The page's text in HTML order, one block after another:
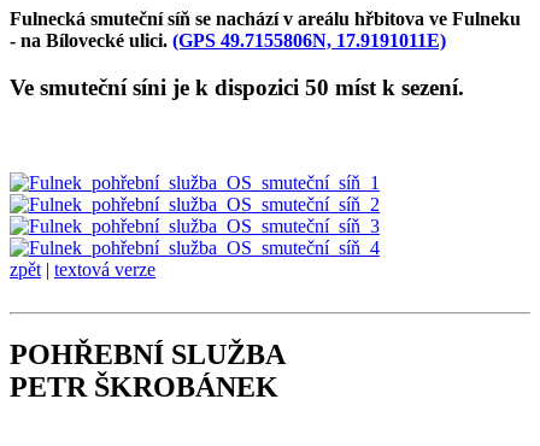
Fulnecká smuteční síň se nachází v areálu hřbitova ve Fulneku
- na Bílovecké ulici. (GPS 49.7155806N, 17.9191011E)
Ve smuteční síni je k dispozici 50 míst k sezení.
zpět | textová verze
POHŘEBNÍ SLUŽBA
PETR ŠKROBÁNEK